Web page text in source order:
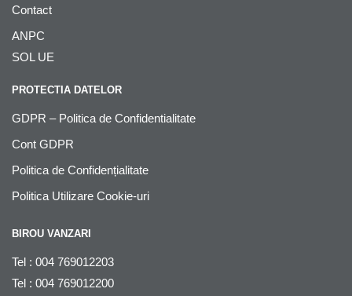
Contact
ANPC
SOL UE
PROTECTIA DATELOR
GDPR – Politica de Confidentialitate
Cont GDPR
Politica de Confidențialitate
Politica Utilizare Cookie-uri
BIROU VANZARI
Tel : 004 769012203
Tel : 004 769012200